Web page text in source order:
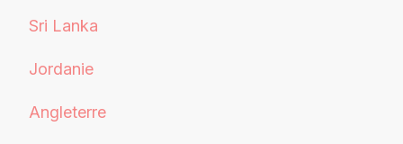
Sri Lanka
Jordanie
Angleterre